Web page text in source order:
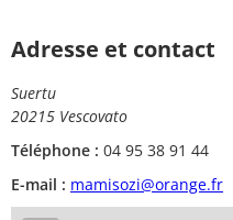
Adresse et contact
Suertu
20215 Vescovato
Téléphone : 04 95 38 91 44
E-mail : mamisozi@orange.fr